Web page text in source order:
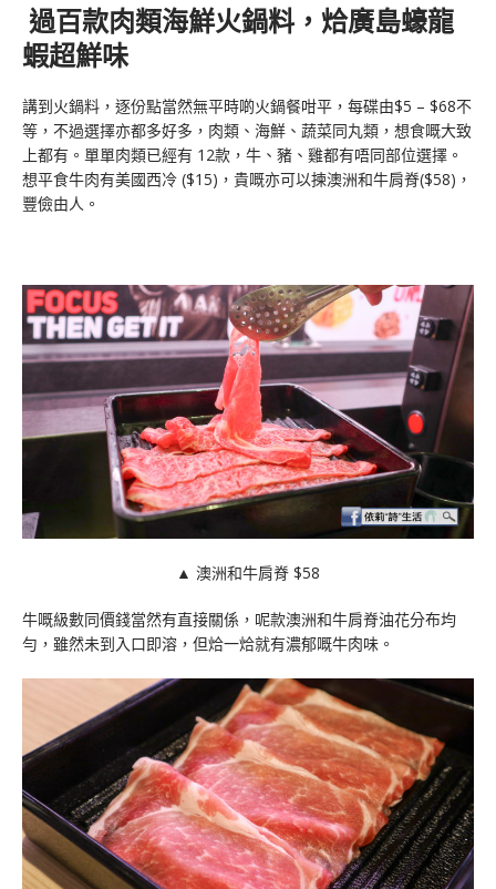
過百款肉類海鮮火鍋料，烚廣島蠔龍
蝦超鮮味
講到火鍋料，逐份點當然無平時啲火鍋餐咁平，每碟由$5 – $68不
等，不過選擇亦都多好多，肉類、海鮮、蔬菜同丸類，想食嘅大致
上都有。單單肉類已經有 12款，牛、豬、雞都有唔同部位選擇。
想平食牛肉有美國西冷 ($15)，貴嘅亦可以揀澳洲和牛肩脊($58)，
豐儉由人。
▲ 澳洲和牛肩脊 $58
牛嘅級數同價錢當然有直接關係，呢款澳洲和牛肩脊油花分布均
勻，雖然未到入口即溶，但烚一烚就有濃郁嘅牛肉味。